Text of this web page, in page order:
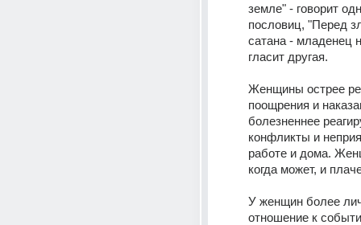
земле" - говорит
пословиц, "Перед
сатана - младенец
гласит другая.
Женщины острее
поощрения и
болезненнее
конфликты и
работе и дома.
У женщин более
отношение к